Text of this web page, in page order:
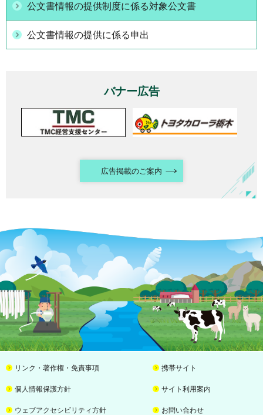
公文書情報の提供制度に係る対象公文書
公文書情報の提供に係る申出
バナー広告
広告掲載のご案内
リンク・著作権・免責事項 携帯サイト
個人情報保護方針 サイト利用案内
ウェブアクセシビリティ方針 お問い合わせ